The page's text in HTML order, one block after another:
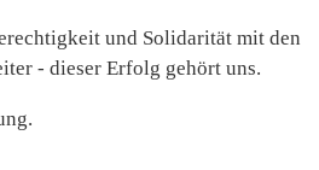
und Solidarität mit den
- dieser Erfolg gehört uns.